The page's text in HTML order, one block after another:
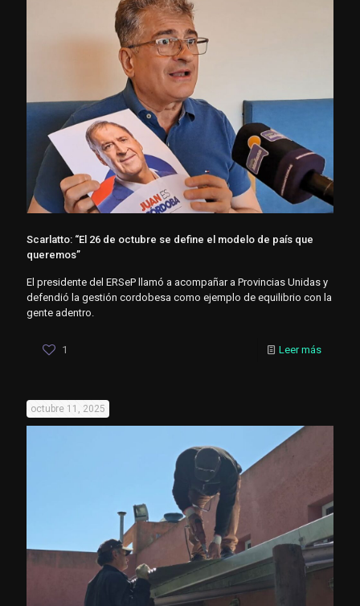
Scarlatto: “El 26 de octubre se define el modelo de país que
queremos”
El presidente del ERSeP llamó a acompañar a Provincias Unidas y
defendió la gestión cordobesa como ejemplo de equilibrio con la
gente adentro.
1 Leer más
octubre 11, 2025